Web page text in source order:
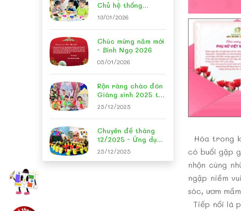
Chủ hệ thống
Trường mầm non
Hoa Trạng Nguyên
13/01/2026
Chúc mừng năm mới
- Bính Ngọ 2026
05/01/2026
Rộn ràng chào đón
Giáng sinh 2025 tại
Hoa Trạng Nguyên
25/12/2025
Chuyên đề tháng
12/2025 - Ứng dụng
phương pháp Steam
chuyên đề 12/2025
25/12/2025
Hòa trong
có buổi gặp
nhộn cùng
ngập niềm
sóc, ươm
Tiếp nối là